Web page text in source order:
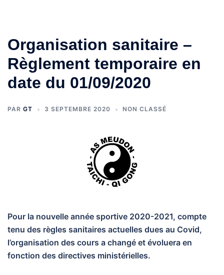
Organisation sanitaire –
Règlement temporaire en
date du 01/09/2020
PAR GT 3 SEPTEMBRE 2020 NON CLASSÉ
Pour la nouvelle année sportive 2020-2021, compte
tenu des règles sanitaires actuelles dues au Covid,
l’organisation des cours a changé et évoluera en
fonction des directives ministérielles.